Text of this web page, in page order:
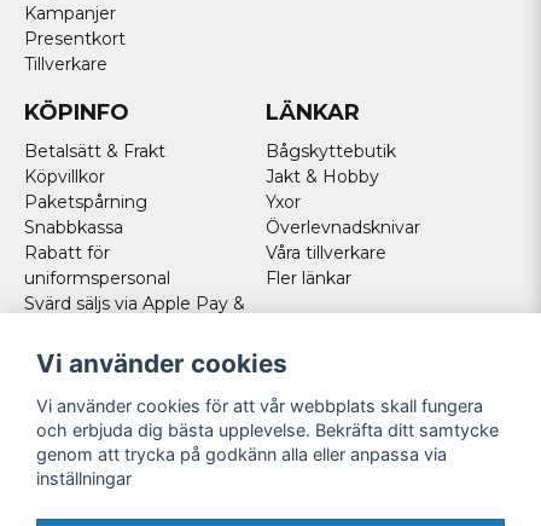
Kampanjer
Presentkort
Tillverkare
KÖPINFO
Betalsätt & Frakt
Köpvillkor
Paketspårning
Snabbkassa
Rabatt för
uniformspersonal
Svärd säljs via Apple Pay &
Norska kunder
Cookies
LÄNKAR
Bågskyttebutik
Jakt & Hobby
Yxor
Överlevnadsknivar
Våra tillverkare
Fler länkar
FÖLJ OSS
Facebook
Instagram
Vi använder cookies
Vi använder cookies för att vår webbplats skall fungera
och erbjuda dig bästa upplevelse. Bekräfta ditt samtycke
genom att trycka på godkänn alla eller anpassa via
inställningar